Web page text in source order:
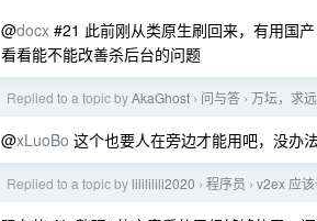
@docx #21 此前刚从类原生刷回来，有用国
看看能不能改善杀后台的问题
Replied to a topic byAkaGhost › 问与答 › 万坛，求
@xLuoBo 这个也要人在旁边才能用吧，没办
Replied to a topic by lilililili2020 › 程序员 › v2ex 应